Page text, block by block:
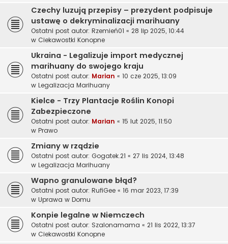
Czechy luzują przepisy – prezydent podpisuje
ustawę o dekryminalizacji marihuany
Ostatni post autor: Rzemień01 « 28 lip 2025, 10:44
w Ciekawostki Konopne
Ukraina - Legalizuje import medycznej
marihuany do swojego kraju
Ostatni post autor: Marian « 10 cze 2025, 13:09
w Legalizacja Marihuany
Kielce - Trzy Plantacje Roślin Konopi
Zabezpieczone
Ostatni post autor: Marian « 15 lut 2025, 11:50
w Prawo
Zmiany w rządzie
Ostatni post autor: Gogatek.21 « 27 lis 2024, 13:48
w Legalizacja Marihuany
Wapno granulowane błąd?
Ostatni post autor: RufiGee « 16 mar 2023, 17:39
w Uprawa w Domu
Konpie legalne w Niemczech
Ostatni post autor: Szalonamama « 21 lis 2022, 13:37
w Ciekawostki Konopne